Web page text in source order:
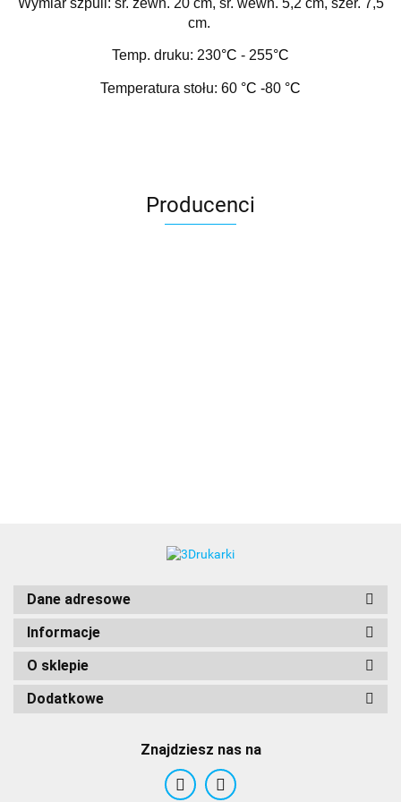
cm.
Temp. druku: 230°C - 255°C
Temperatura stołu: 60 °C -80 °C
Producenci
Dane adresowe
Informacje
O sklepie
Dodatkowe
Znajdziesz nas na